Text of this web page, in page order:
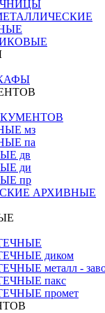
мз
па
дв
ди
пр
АРХИВНЫЕ
диком
металл -
пакс
промет